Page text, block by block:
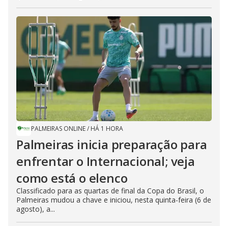
PALMEIRAS ONLINE/ HÁ 1 HORA
Palmeiras inicia preparação para
enfrentar o Internacional; veja
como está o elenco
Classificado para as quartas de final da Copa do Brasil, o
Palmeiras mudou a chave e iniciou, nesta quinta-feira (6 de
agosto), a...